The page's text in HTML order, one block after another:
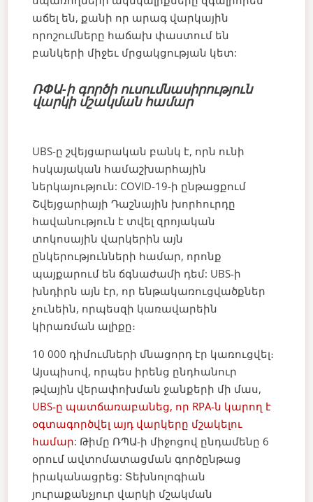
աճել են, քանի որ արագ վարկային
որոշումները հաճախ փաստում են
բանկերի միջեւ մրցակցության կետ:
ՌՓԱ-ի գործի ուսումնասիրություն
վարկի մշակման համար
UBS-ը շվեյցարական բանկ է, որն ունի
հսկայական համաշխարհային
ներկայություն: COVID-19-ի ընթացքում
Շվեյցարիայի Դաշնային խորհուրդը
հավանություն է տվել զրոյական
տոկոսային վարկերին այն
ընկերությունների համար, որոնք
պայքարում են ճգնաժամի դեմ: UBS-ի
խնդիրն այն էր, որ ենթակառուցվածքներ
չունեին, որպեսզի կառավարեին
կիրառման ալիքը։
10 000 դիմումների մնացորդ էր կառուցվել։
Այսպիսով, որպես իրենց ընդհանուր
թվային վերափոխման ջանքերի մի մաս,
UBS-ը պատճառաբանեց, որ RPA-ն կարող է
օգտագործվել այդ վարկերը մշակելու
համար: Թիմը ՌՊԱ-ի միջոցով ընդամենը 6
օրում ավտոմատացման գործընթաց
իրականացրեց: Տեխնոլոգիան
յուրաքանչյուր վարկի մշակման